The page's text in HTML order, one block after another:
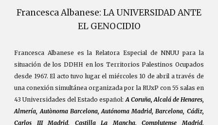
Francesca Albanese: LA UNIVERSIDAD ANTE
EL GENOCIDIO
Francesca Albanese es la Relatora Especial de NNUU para la
situación de los DDHH en los Territorios Palestinos Ocupados
desde 1967. El acto tuvo lugar el miércoles 10 de abril a través de
una conexión simultánea organizada por la RUxP con 55 salas en
43 Universidades del Estado español:A Coruña, Alcalá de Henares,
Almería, Autònoma Barcelona, Autónoma Madrid, Barcelona, Cádiz,
Carlos III Madrid, Castilla La Mancha, Complutense Madrid,